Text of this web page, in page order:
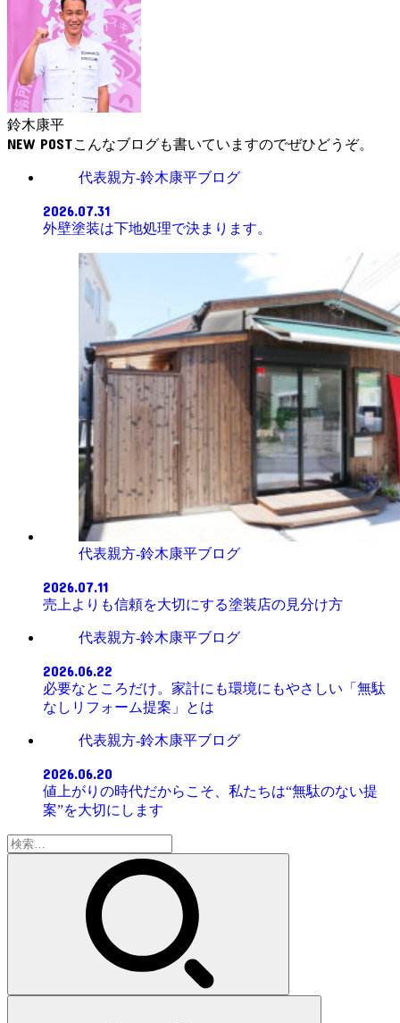
鈴木康平
NEW POST
代表親方-鈴木康平ブログ
2026.07.31
外壁塗装は下地処理で決まります。
代表親方-鈴木康平ブログ
2026.07.11
売上よりも信頼を大切にする塗装店の見分け方
代表親方-鈴木康平ブログ
2026.06.22
必要なところだけ。家計にも環境にもやさしい「無駄
なしリフォーム提案」とは
代表親方-鈴木康平ブログ
2026.06.20
値上がりの時代だからこそ、私たちは“無駄のない提
案”を大切にします
検
索: